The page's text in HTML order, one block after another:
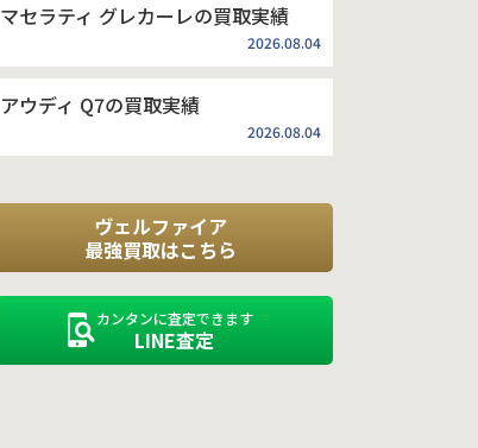
マセラティ グレカーレの買取実績
2026.08.04
アウディ Q7の買取実績
2026.08.04
ヴェルファイア
最強買取はこちら
カンタンに査定できます
LINE査定